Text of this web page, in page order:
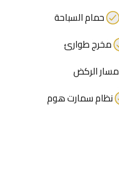
حمام السباحة
مخرج طوارئ
مسار الركض
نظام سمارت هوم